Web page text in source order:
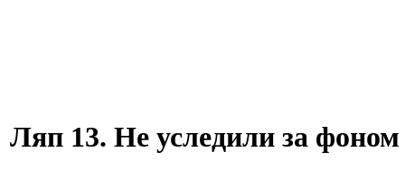
Ляп 13. Не уследили за фоном